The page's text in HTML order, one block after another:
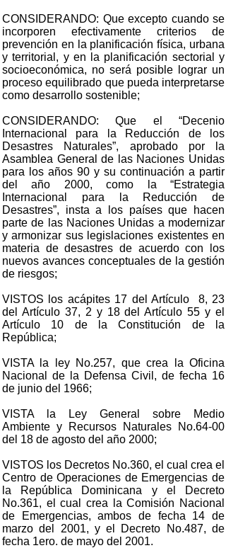
CONSIDERANDO: Que excepto cuando se
incorporen efectivamente criterios de
prevención en la planificación física, urbana
y territorial, y en la planificación sectorial y
socioeconómica, no será posible lograr un
proceso equilibrado que pueda interpretarse
como desarrollo sostenible;
CONSIDERANDO: Que el “Decenio
Internacional para la Reducción de los
Desastres Naturales”, aprobado por la
Asamblea General de las Naciones Unidas
para los años 90 y su continuación a partir
del año 2000, como la “Estrategia
Internacional para la Reducción de
Desastres”, insta a los países que hacen
parte de las Naciones Unidas a modernizar
y armonizar sus legislaciones existentes en
materia de desastres de acuerdo con los
nuevos avances conceptuales de la gestión
de riesgos;
VISTOS los acápites 17 del Artículo 8, 23
del Artículo 37, 2 y 18 del Artículo 55 y el
Artículo 10 de la Constitución de la
República;
VISTA la ley No.257, que crea la Oficina
Nacional de la Defensa Civil, de fecha 16
de junio del 1966;
VISTA la Ley General sobre Medio
Ambiente y Recursos Naturales No.64-00
del 18 de agosto del año 2000;
VISTOS los Decretos No.360, el cual crea el
Centro de Operaciones de Emergencias de
la República Dominicana y el Decreto
No.361, el cual crea la Comisión Nacional
de Emergencias, ambos de fecha 14 de
marzo del 2001, y el Decreto No.487, de
fecha 1ero. de mayo del 2001.